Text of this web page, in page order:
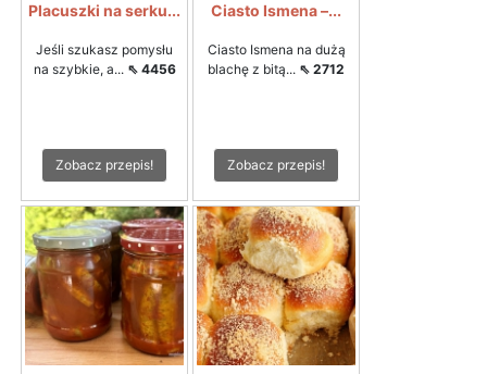
Placuszki na serku...
Jeśli szukasz pomysłu
na szybkie, a... ⇖ 4456
Zobacz przepis!
Ciasto Ismena –...
Ciasto Ismena na dużą
blachę z bitą... ⇖ 2712
Zobacz przepis!